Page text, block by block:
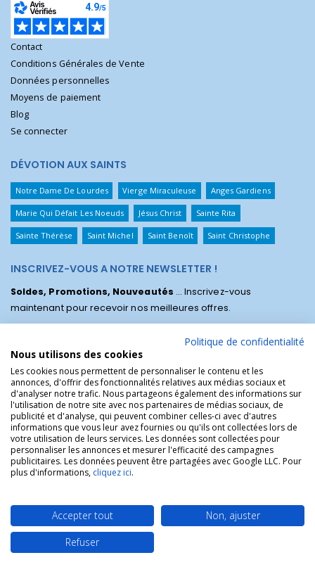
Contact
Conditions Générales de Vente
Données personnelles
Moyens de paiement
Blog
Se connecter
DÉVOTION AUX SAINTS
Notre Dame De Lourdes Vierge Miraculeuse Anges Gardiens
Marie Qui Défait Les Noeuds Jésus Christ Sainte Rita
Sainte Thérèse Saint Michel Saint Benoît Saint Christophe
INSCRIVEZ-VOUS A NOTRE NEWSLETTER !
Soldes, Promotions, Nouveautés ... Inscrivez-vous
maintenant pour recevoir nos meilleures offres.
La Boutique des Chrétiens © | La boutique religieuse chrétienne de
référence !.
Politique de confidentialité
Nous utilisons des cookies
Les cookies nous permettent de personnaliser le contenu et les
annonces, d'offrir des fonctionnalités relatives aux médias sociaux et
d'analyser notre trafic. Nous partageons également des informations sur
l'utilisation de notre site avec nos partenaires de médias sociaux, de
publicité et d'analyse, qui peuvent combiner celles-ci avec d'autres
informations que vous leur avez fournies ou qu'ils ont collectées lors de
votre utilisation de leurs services. Les données sont collectées pour
personnaliser les annonces et mesurer l'efficacité des campagnes
publicitaires. Les données peuvent être partagées avec Google LLC. Pour
plus d'informations, cliquez ici.
Accepter tout
Non, ajuster
Refuser